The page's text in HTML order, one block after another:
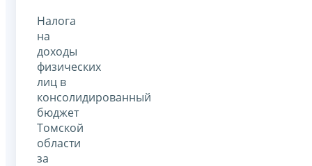
Налога
на
доходы
физических
лиц в
консолидированный
бюджет
Томской
области
за